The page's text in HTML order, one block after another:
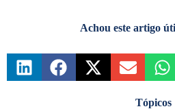
Achou este artigo
Tópicos